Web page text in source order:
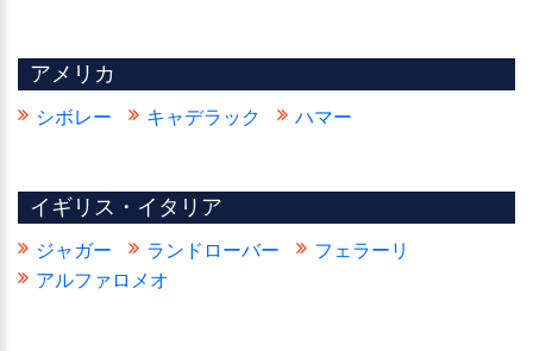
アメリカ
シボレー キャデラック ハマー
イギリス・イタリア
ジャガー ランドローバー
フェラーリ
アルファロメオ